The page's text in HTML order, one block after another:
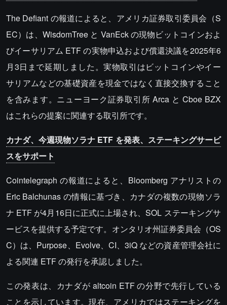
The Defiant の報道によると、アメリカ証券取引委員会（S
EC）は、WisdomTree と VanEck の現物ビットコインおよ
びイーサリアム ETF の実物申込および償還決議を2025年6
月3日まで延期しました。実物取引はビットコインやイー
サリアムなどの基礎資産を現金ではなく直接交換すること
を含みます。ニューヨーク証券取引所 Arca と Cboe BZX
はこれらの提案に関連する取引所です。
カナダ、今週現物ソラナ ETF を発表、ステーキングサービ
スをサポート
Cointelegraph の報道によると、Bloomberg アナリストの
Eric Balchunas の情報に基づき、カナダの複数の現物ソラ
ナ ETF が4月16日に正式に上場され、SOL ステーキングサ
ービスを提供する予定です。オンタリオ州証券委員会（OS
C）は、Purpose、Evolve、CI、3iQ などの資産管理会社に
よる関連 ETF の発行を承認しました。
この発表は、カナダが altcoin ETF の分野で先行している
ことを示しています。現在、アメリカではステーキングを